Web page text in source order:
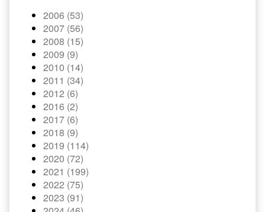
2006 (53)
2007 (56)
2008 (15)
2009 (9)
2010 (14)
2011 (34)
2012 (6)
2016 (2)
2017 (6)
2018 (9)
2019 (114)
2020 (72)
2021 (199)
2022 (75)
2023 (91)